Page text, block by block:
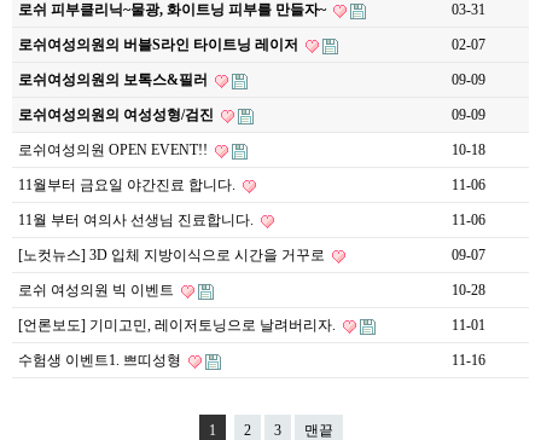
로쉬 피부클리닉~물광, 화이트닝 피부를 만들자~ 03-31
로쉬여성의원의 버블S라인 타이트닝 레이저 02-07
로쉬여성의원의 보톡스&필러 09-09
로쉬여성의원의 여성성형/검진 09-09
로쉬여성의원 OPEN EVENT!! 10-18
11월부터 금요일 야간진료 합니다. 11-06
11월 부터 여의사 선생님 진료합니다. 11-06
[노컷뉴스] 3D 입체 지방이식으로 시간을 거꾸로 09-07
로쉬 여성의원 빅 이벤트 10-28
[언론보도] 기미고민, 레이저토닝으로 날려버리자. 11-01
수험생 이벤트1. 쁘띠성형 11-16
1 2 3 맨끝